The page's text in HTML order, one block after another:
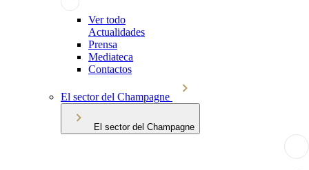
Ver todo
Actualidades
Prensa
Mediateca
Contactos
El sector del Champagne
El sector del Champagne